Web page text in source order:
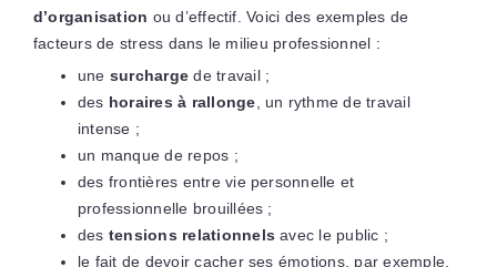
d’organisation ou d’effectif. Voici des exemples de
facteurs de stress dans le milieu professionnel :
une surcharge de travail ;
des horaires à rallonge , un rythme de travail
intense ;
un manque de repos ;
des frontières entre vie personnelle et
professionnelle brouillées ;
des tensions relationnels avec le public ;
le fait de devoir cacher ses émotions, par exemple,